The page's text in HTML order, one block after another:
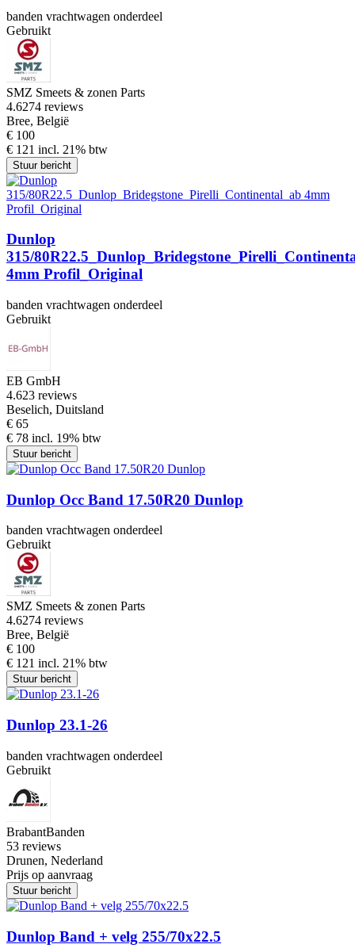
banden vrachtwagen onderdeel
Gebruikt
SMZ Smeets & zonen Parts
4.6274 reviews
Bree, België
€ 100
€ 121 incl. 21% btw
Stuur bericht
Dunlop
315/
4mm Profil_Original
banden vrachtwagen onderdeel
Gebruikt
EB GmbH
4.623 reviews
Beselich, Duitsland
€ 65
€ 78 incl. 19% btw
Stuur bericht
Dunlop Occ Band 17.50R20 Dunlop
banden vrachtwagen onderdeel
Gebruikt
SMZ Smeets & zonen Parts
4.6274 reviews
Bree, België
€ 100
€ 121 incl. 21% btw
Stuur bericht
Dunlop 23.1-26
banden vrachtwagen onderdeel
Gebruikt
BrabantBanden
53 reviews
Drunen, Nederland
Prijs op aanvraag
Stuur bericht
Dunlop Band + velg 255/70x22.5